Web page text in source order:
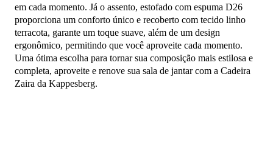
em cada momento. Já o assento, estofado com espuma D26
proporciona um conforto único e recoberto com tecido linho
terracota, garante um toque suave, além de um design
ergonômico, permitindo que você aproveite cada momento.
Uma ótima escolha para tornar sua composição mais estilosa e
completa, aproveite e renove sua sala de jantar com a Cadeira
Zaira da Kappesberg.